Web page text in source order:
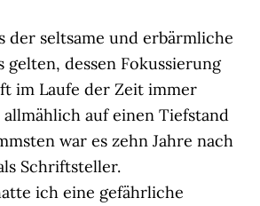
der seltsame und erbärmliche
gelten, dessen Fokussierung
im Laufe der Zeit immer
auf einen Tiefstand
war es zehn Jahre nach
Schriftsteller.
ich eine gefährliche